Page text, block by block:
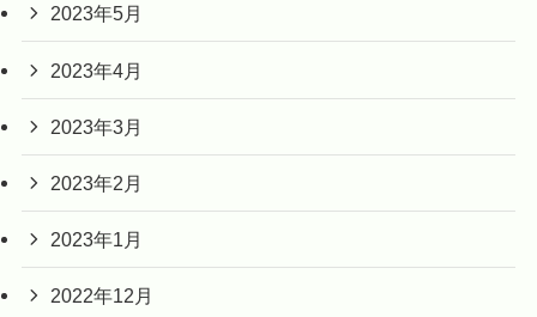
2023年5月
2023年4月
2023年3月
2023年2月
2023年1月
2022年12月